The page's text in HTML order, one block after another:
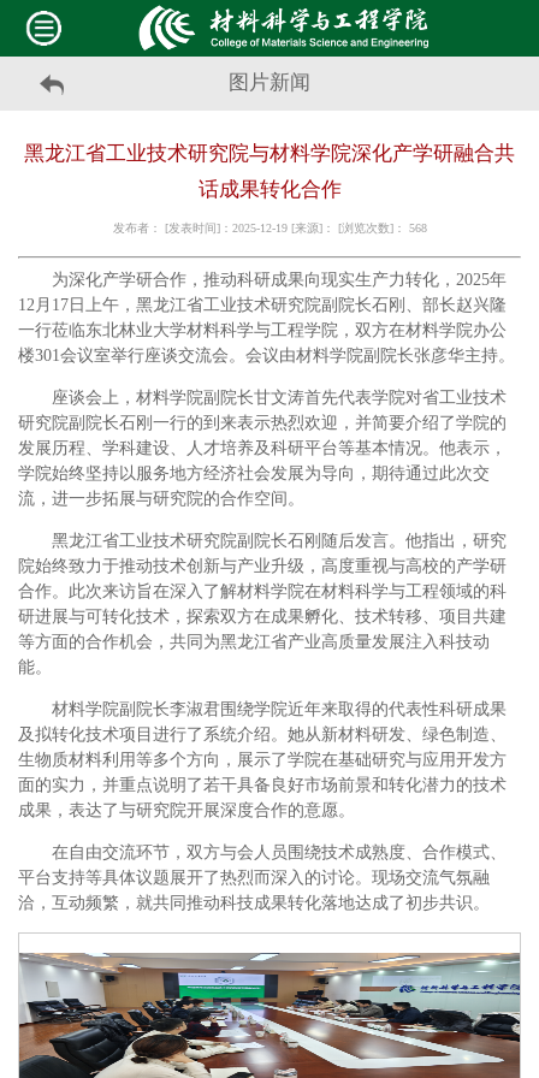
图片新闻
黑龙江省工业技术研究院与材料学院深化产学研融合共
话成果转化合作
发布者： [发表时间]：2025-12-19 [来源]： [浏览次数]： 568
为深化产学研合作，推动科研成果向现实生产力转化，2025年
12月17日上午，黑龙江省工业技术研究院副院长石刚、部长赵兴隆
一行莅临东北林业大学材料科学与工程学院，双方在材料学院办公
楼301会议室举行座谈交流会。会议由材料学院副院长张彦华主持。
座谈会上，材料学院副院长甘文涛首先代表学院对省工业技术
研究院副院长石刚一行的到来表示热烈欢迎，并简要介绍了学院的
发展历程、学科建设、人才培养及科研平台等基本情况。他表示，
学院始终坚持以服务地方经济社会发展为导向，期待通过此次交
流，进一步拓展与研究院的合作空间。
黑龙江省工业技术研究院副院长石刚随后发言。他指出，研究
院始终致力于推动技术创新与产业升级，高度重视与高校的产学研
合作。此次来访旨在深入了解材料学院在材料科学与工程领域的科
研进展与可转化技术，探索双方在成果孵化、技术转移、项目共建
等方面的合作机会，共同为黑龙江省产业高质量发展注入科技动
能。
材料学院副院长李淑君围绕学院近年来取得的代表性科研成果
及拟转化技术项目进行了系统介绍。她从新材料研发、绿色制造、
生物质材料利用等多个方向，展示了学院在基础研究与应用开发方
面的实力，并重点说明了若干具备良好市场前景和转化潜力的技术
成果，表达了与研究院开展深度合作的意愿。
在自由交流环节，双方与会人员围绕技术成熟度、合作模式、
平台支持等具体议题展开了热烈而深入的讨论。现场交流气氛融
洽，互动频繁，就共同推动科技成果转化落地达成了初步共识。